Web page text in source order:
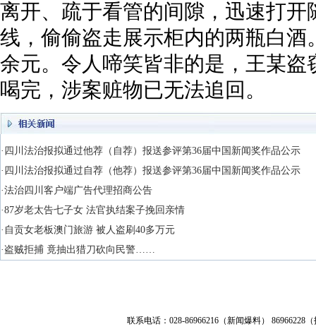
离开、疏于看管的间隙，迅速打
线，偷偷盗走展示柜内的两瓶白酒
余元。令人啼笑皆非的是，王某
喝完，涉案赃物已无法追回。
·四川法治报拟通过他荐（自荐）报送参评第36届中国新闻奖作品公示
·四川法治报拟通过自荐（他荐）报送参评第36届中国新闻奖作品公示
·法治四川客户端广告代理招商公告
·87岁老太告七子女 法官执结案子挽回亲情
·自贡女老板澳门旅游 被人盗刷40多万元
·盗贼拒捕 竟抽出猎刀砍向民警……
联系电话：028-86966216（新闻爆料） 86966228